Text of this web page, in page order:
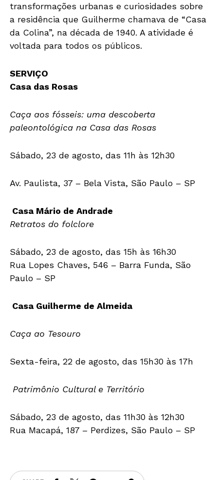
transformações urbanas e curiosidades sobre
a residência que Guilherme chamava de “Casa
da Colina”, na década de 1940. A atividade é
voltada para todos os públicos.
SERVIÇO
Casa das Rosas
Caça aos fósseis: uma descoberta
paleontológica na Casa das Rosas
Sábado, 23 de agosto, das 11h às 12h30
Av. Paulista, 37 – Bela Vista, São Paulo – SP
Casa Mário de Andrade
Retratos do folclore
Sábado, 23 de agosto, das 15h às 16h30
Rua Lopes Chaves, 546 – Barra Funda, São
Paulo – SP
Casa Guilherme de Almeida
Caça ao Tesouro
Sexta-feira, 22 de agosto, das 15h30 às 17h
Patrimônio Cultural e Território
Sábado, 23 de agosto, das 11h30 às 12h30
Rua Macapá, 187 – Perdizes, São Paulo – SP